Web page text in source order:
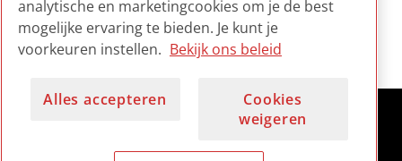
TrendMonitor
analytische en marketingcookies om je de best
mogelijke ervaring te bieden. Je kunt je
voorkeuren instellen. Bekijk ons beleid
Alles accepteren
Cookies
weigeren